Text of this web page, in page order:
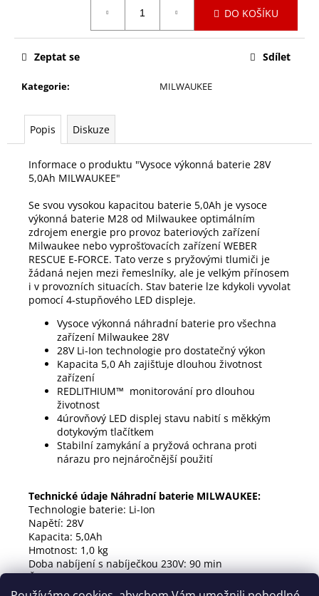
DO KOŠÍKU
Kategorie: MILWAUKEE
Zeptat se Sdílet
Popis Diskuze
Informace o produktu "Vysoce výkonná baterie 28V
5,0Ah MILWAUKEE"
Se svou vysokou kapacitou baterie 5,0Ah je vysoce
výkonná baterie M28 od Milwaukee optimálním
zdrojem energie pro provoz bateriových zařízení
Milwaukee nebo vyprošťovacích zařízení WEBER
RESCUE E-FORCE. Tato verze s pryžovými tlumiči je
žádaná nejen mezi řemeslníky, ale je velkým přínosem
i v provozních situacích. Stav baterie lze kdykoli vyvolat
pomocí 4-stupňového LED displeje.
Vysoce výkonná náhradní baterie pro všechna
zařízení Milwaukee 28V
28V Li-Ion technologie pro dostatečný výkon
Kapacita 5,0 Ah zajišťuje dlouhou životnost
zařízení
REDLITHIUM™ monitorování pro dlouhou
životnost
4úrovňový LED displej stavu nabití s ​​měkkým
dotykovým tlačítkem
Stabilní zamykání a pryžová ochrana proti
nárazu pro nejnáročnější použití
Technické údaje Náhradní baterie MILWAUKEE:
Technologie baterie: Li-Ion
Napětí: 28V
Kapacita: 5,0Ah
Hmotnost: 1,0 kg
Doba nabíjení s nabíječkou 230V: 90 min
Číslo článku Milwaukee: 4932430484
e
RAKE-
LESNÍ
BEZ
NÁSADY
1
638